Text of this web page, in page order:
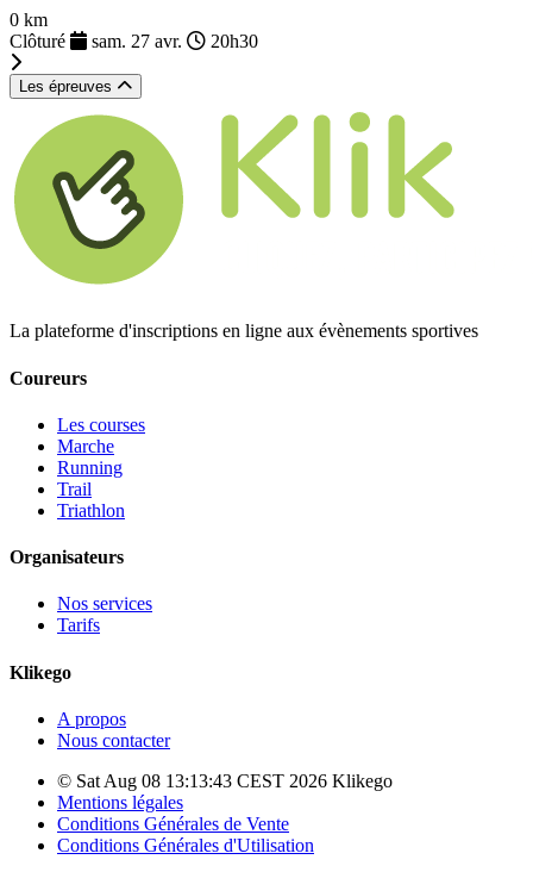
0 km
Clôturé
sam. 27 avr. 20h30
Les épreuves
La plateforme d'inscriptions en ligne aux évènements sportives
Coureurs
Les courses
Marche
Running
Trail
Triathlon
Organisateurs
Nos services
Tarifs
Klikego
A propos
Nous contacter
© Sat Aug 08 13:13:43 CEST 2026 Klikego
Mentions légales
Conditions Générales de Vente
Conditions Générales d'Utilisation